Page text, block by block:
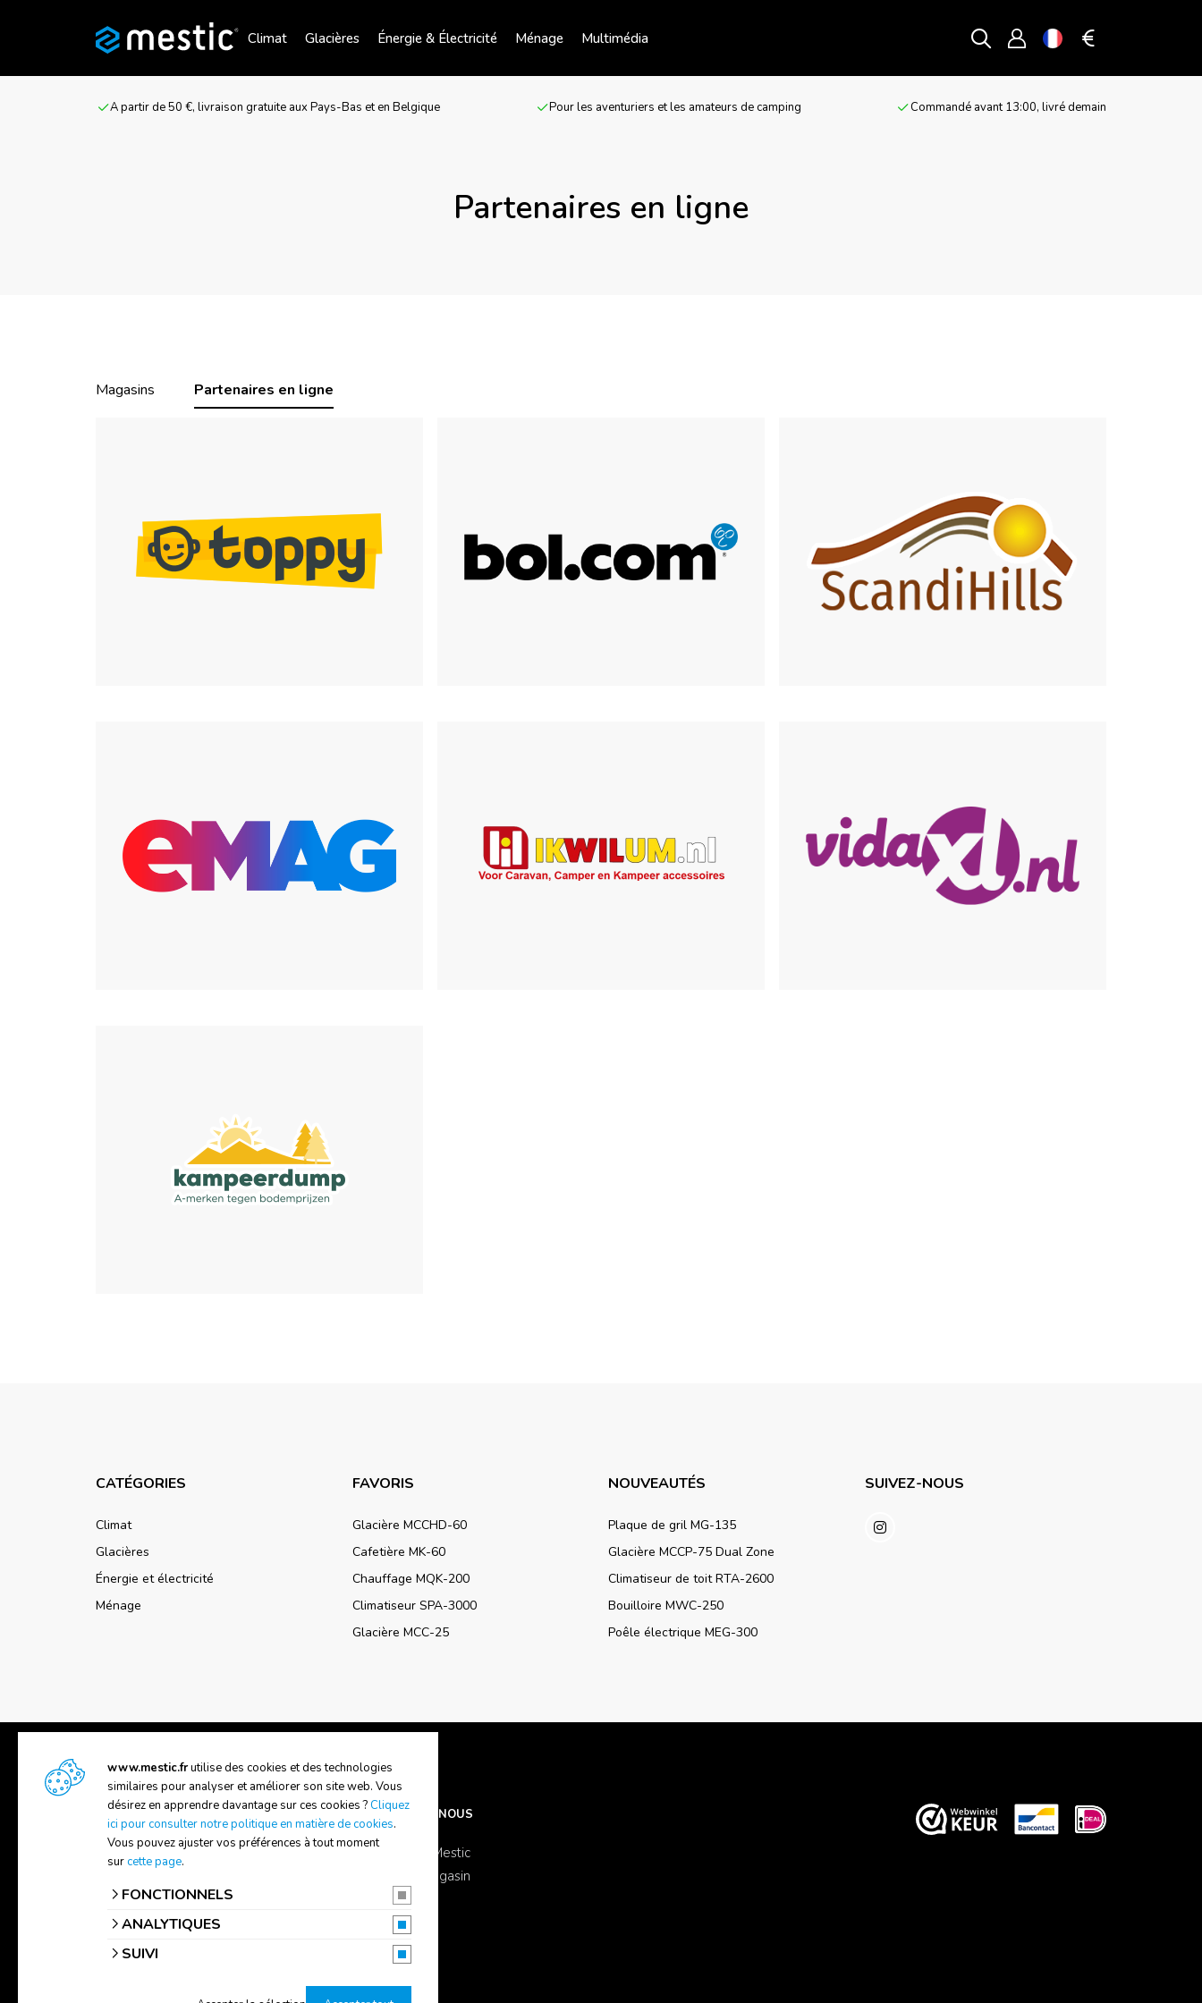
Climat Glacières Énergie & Électricité Ménage Multimédia
A partir de 50 €, livraison gratuite aux Pays-Bas et en Belgique Pour les aventuriers et les amateurs de camping Commandé avant 13:00, livré demain
Partenaires en ligne
Magasins Partenaires en ligne
CATÉGORIES
Climat
Glacières
Énergie et électricité
Ménage
FAVORIS
Glacière MCCHD-60
Cafetière MK-60
Chauffage MQK-200
Climatiseur SPA-3000
Glacière MCC-25
NOUVEAUTÉS
Plaque de gril MG-135
Glacière MCCP-75 Dual Zone
Climatiseur de toit RTA-2600
Bouilloire MWC-250
Poêle électrique MEG-300
SUIVEZ-NOUS
SUPPORT
Manuels
A PROPOS DE NOUS
A propos de Mestic
Trouver un magasin
www.mestic.frutilise des cookies et des technologies
similaires pour analyser et améliorer son site web. Vous
désirez en apprendre davantage sur ces cookies ?Cliquez
ici pour consulter notre politique en matière de cookies.
Vous pouvez ajuster vos préférences à tout moment
surcette page.
FONCTIONNELS
ANALYTIQUES
SUIVI